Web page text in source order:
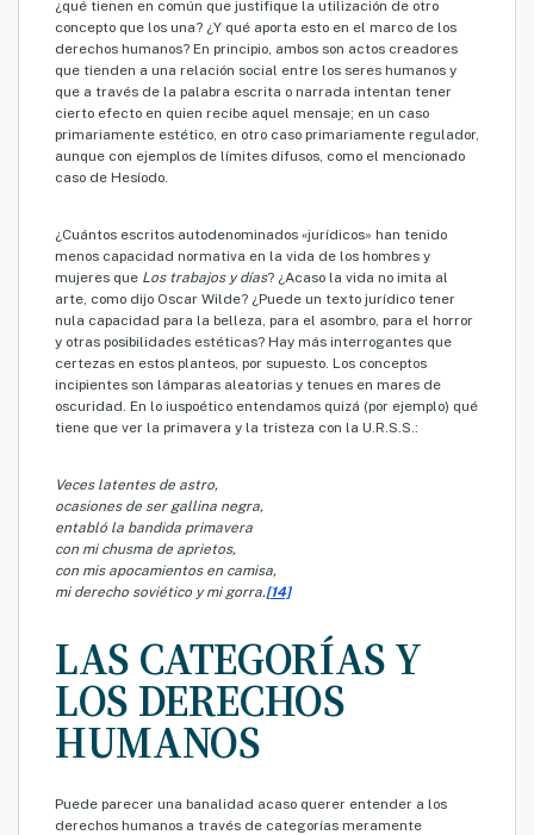
¿qué tienen en común que justifique la utilización de otro
concepto que los una? ¿Y qué aporta esto en el marco de los
derechos humanos? En principio, ambos son actos creadores
que tienden a una relación social entre los seres humanos y
que a través de la palabra escrita o narrada intentan tener
cierto efecto en quien recibe aquel mensaje; en un caso
primariamente estético, en otro caso primariamente regulador,
aunque con ejemplos de límites difusos, como el mencionado
caso de Hesíodo.
¿Cuántos escritos autodenominados «jurídicos» han tenido
menos capacidad normativa en la vida de los hombres y
mujeres que Los trabajos y días? ¿Acaso la vida no imita al
arte, como dijo Oscar Wilde? ¿Puede un texto jurídico tener
nula capacidad para la belleza, para el asombro, para el horror
y otras posibilidades estéticas? Hay más interrogantes que
certezas en estos planteos, por supuesto. Los conceptos
incipientes son lámparas aleatorias y tenues en mares de
oscuridad. En lo iuspoético entendamos quizá (por ejemplo) qué
tiene que ver la primavera y la tristeza con la U.R.S.S.:
Veces latentes de astro,
ocasiones de ser gallina negra,
entabló la bandida primavera
con mi chusma de aprietos,
con mis apocamientos en camisa,
mi derecho soviético y mi gorra.[14]
LAS CATEGORÍAS Y
LOS DERECHOS
HUMANOS
Puede parecer una banalidad acaso querer entender a los
derechos humanos a través de categorías meramente